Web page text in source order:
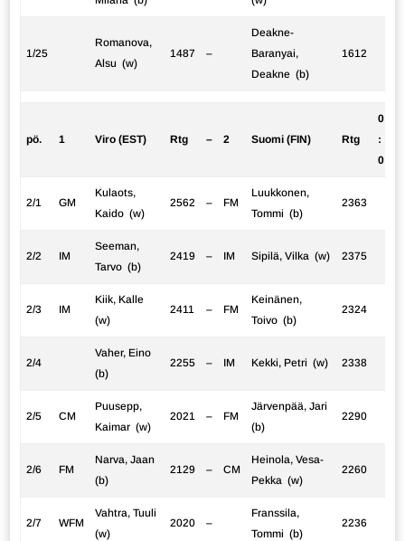
1/25
Romanova,
Alsu (w)
1487 –
Deakne-
Baranyai,
Deakne (b)
1612
pö. 1 Viro (EST) Rtg – 2 Suomi (FIN) Rtg
0
:
0
2/1 GM
Kulaots,
Kaido (w)
2562 – FM
Luukkonen,
Tommi (b)
2363
2/2 IM
Seeman,
Tarvo (b)
2419 – IM Sipilä, Vilka (w) 2375
2/3 IM
Kiik, Kalle
(w)
2411 – FM
Keinänen,
Toivo (b)
2324
2/4
Vaher, Eino
(b)
2255 – IM Kekki, Petri (w) 2338
2/5 CM
Puusepp,
Kaimar (w)
2021 – FM
Järvenpää, Jari
(b)
2290
2/6 FM
Narva, Jaan
(b)
2129 – CM
Heinola, Vesa-
Pekka (w)
2260
2/7 WFM
Vahtra, Tuuli
(w)
2020 –
Franssila,
Tommi (b)
2236